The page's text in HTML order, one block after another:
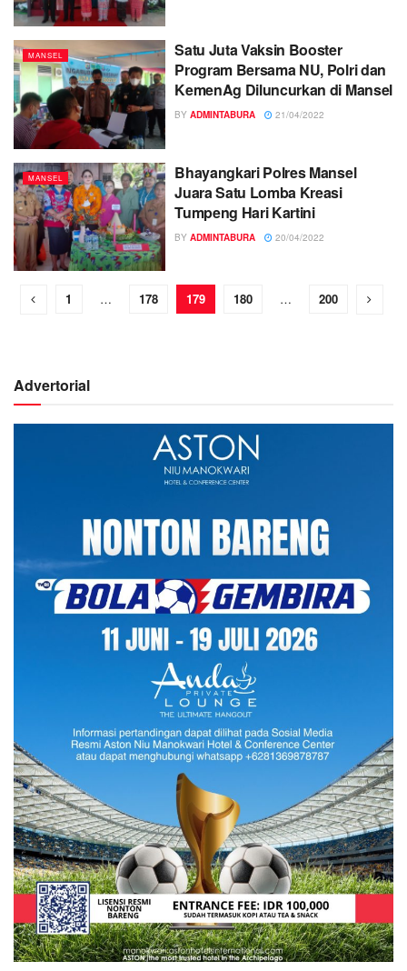
MANSEL
Satu Juta Vaksin Booster
Program Bersama NU, Polri dan
KemenAg Diluncurkan di Mansel
BY ADMINTABURA 21/04/2022
MANSEL
Bhayangkari Polres Mansel
Juara Satu Lomba Kreasi
Tumpeng Hari Kartini
BY ADMINTABURA 20/04/2022
1 … 178 179 180 … 200
Advertorial